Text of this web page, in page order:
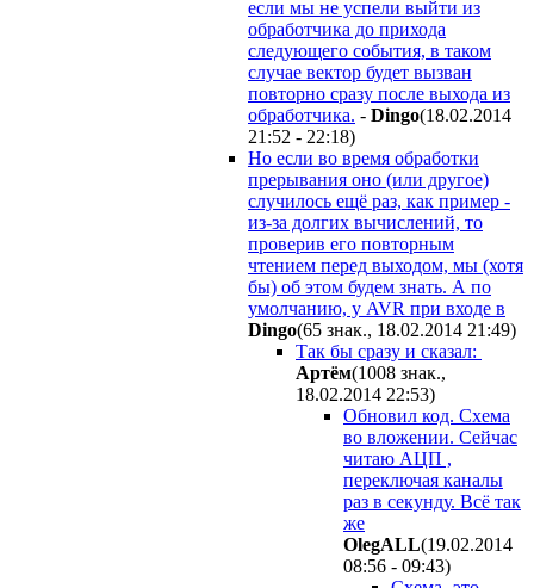
если мы не успели выйти из
обработчика до прихода
следующего события, в таком
случае вектор будет вызван
повторно сразу после выхода из
обработчика. - Dingo(18.02.2014
21:52 - 22:18)
Но если во время обработки
прерывания оно (или другое)
случилось ещё раз, как пример -
из-за долгих вычислений, то
проверив его повторным
чтением перед выходом, мы (хотя
бы) об этом будем знать. А по
умолчанию, у AVR при входе в
Dingo(65 знак., 18.02.2014 21:49)
Так бы сразу и сказал:
Apтём(1008 знак.,
18.02.2014 22:53)
Обновил код. Схема
во вложении. Сейчас
читаю АЦП ,
переключая каналы
раз в секунду. Всё так
же
OlegALL(19.02.2014
08:56 - 09:43)